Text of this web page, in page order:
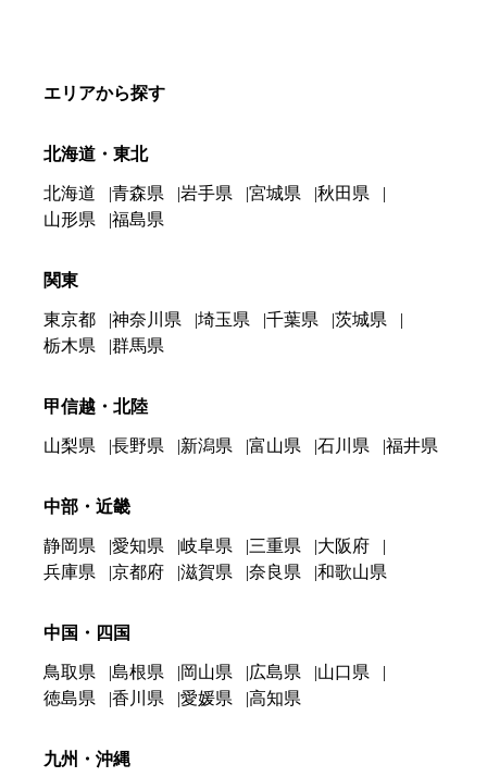
エリアから探す
北海道・東北
北海道 青森県 岩手県 宮城県
秋田県
山形県
福島県
関東
東京都 神奈川県 埼玉県 千葉県
茨城県
栃木県
群馬県
甲信越・北陸
山梨県 長野県 新潟県 富山県 石川県 福井県
中部・近畿
静岡県 愛知県 岐阜県 三重県
大阪府
兵庫県
京都府 滋賀県 奈良県 和歌山県
中国・四国
鳥取県 島根県 岡山県 広島県
山口県
徳島県
香川県 愛媛県 高知県
九州・沖縄